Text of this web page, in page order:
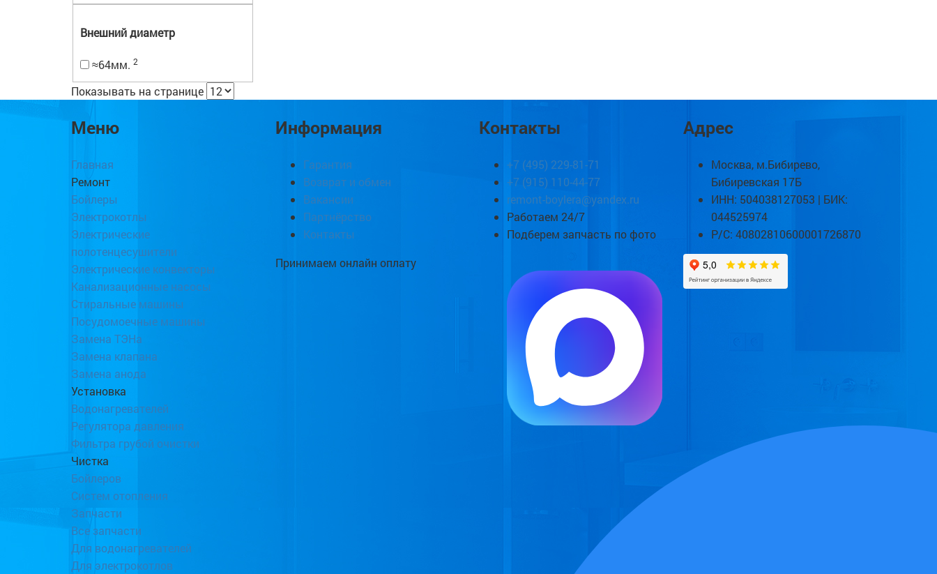
Внешний диаметр
≈64мм. 2
Показывать на странице
Меню
Главная
Ремонт
Бойлеры
Электрокотлы
Электрические
полотенцесушители
Электрические конвекторы
Канализационные насосы
Стиральные машины
Посудомоечные машины
Замена ТЭНа
Замена клапана
Замена анода
Установка
Водонагревателей
Регулятора давления
Фильтра грубой очистки
Чистка
Бойлеров
Систем отопления
Запчасти
Все запчасти
Для водонагревателей
Для электрокотлов
Информация
Гарантия
Возврат и обмен
Вакансии
Партнёрство
Контакты
Принимаем онлайн оплату
Контакты
+7 (495) 229-81-71
+7 (915) 110-44-77
remont-boylera@yandex.ru
Работаем 24/7
Подберем запчасть по фото
Адрес
Москва, м.Бибирево,
Бибиревская 17Б
ИНН: 504038127053 | БИК:
044525974
Р/С: 40802810600001726870